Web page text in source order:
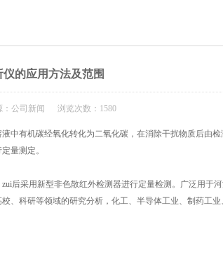
的应用方法及范围
：公司新闻 浏览次数：1580
中有机碳经氧化转化为二氧化碳，在消除干扰物质后由
量测定。
采用新型非色散红外检测器进行定量检测。广泛用于
、科研等领域的研究分析，化工、半导体工业、制药工